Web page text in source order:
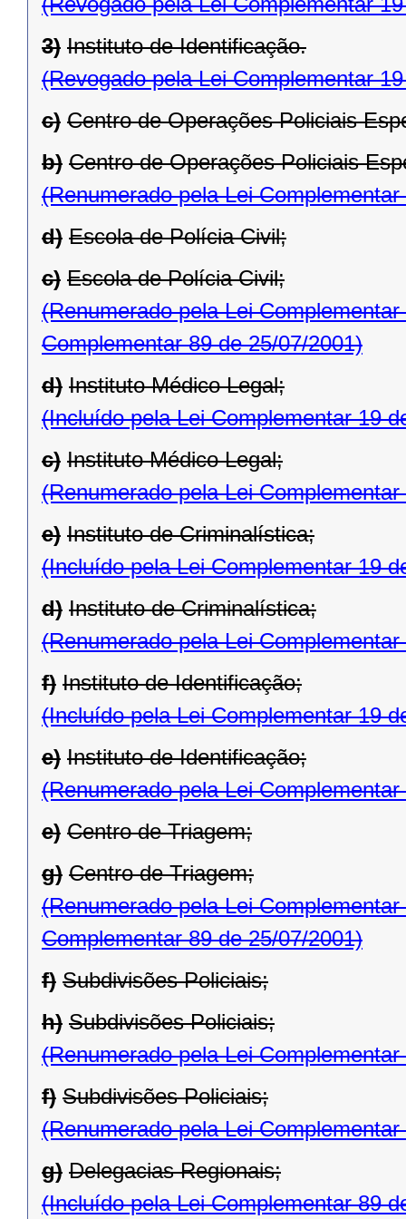
3) Instituto de Identificação.
(Revogado pela Lei Complementar
c) Centro de Operações Policiais
b) Centro de Operações Policiais
(Renumerado pela Lei
d) Escola de Polícia Civil;
c) Escola de Polícia Civil;
(Renumerado pela Lei
Complementar 89 de 25/07/2001)
d) Instituto Médico Legal;
(Incluído pela Lei Complementar 19
c) Instituto Médico Legal;
(Renumerado pela Lei
e) Instituto de Criminalística;
(Incluído pela Lei Complementar 19
d) Instituto de Criminalística;
(Renumerado pela Lei
f) Instituto de Identificação;
(Incluído pela Lei Complementar 19
e) Instituto de Identificação;
(Renumerado pela Lei
e) Centro de Triagem;
g) Centro de Triagem;
(Renumerado pela Lei
Complementar 89 de 25/07/2001)
f) Subdivisões Policiais;
h) Subdivisões Policiais;
(Renumerado pela Lei
f) Subdivisões Policiais;
(Renumerado pela Lei
g) Delegacias Regionais;
(Incluído pela Lei Complementar 89